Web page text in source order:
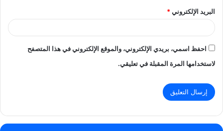
البريد الإلكتروني*
احفظ اسمي، بريدي الإلكتروني، والموقع الإلكتروني في هذا المتصفح
لاستخدامها المرة المقبلة في تعليقي.